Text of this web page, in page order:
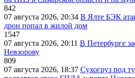
842
07 августа 2026, 20:34 В Ялте БЭК
дрон попал в жилой дом
1547
07 августа 2026, 20:11 В Петербурге
Невзорову
809
07 августа 2026, 18:37 Сухогруз под